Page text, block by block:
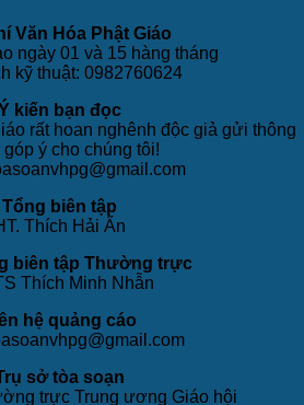
Văn Hóa Phật Giáo
ngày 01 và 15 hàng tháng
kỹ thuật: 0982760624
kiến bạn đọc
rất hoan nghênh độc giả gửi thông
góp ý cho chúng tôi!
Tổng biên tập
Thích Hải Ấn
biên tập Thường trực
Thích Minh Nhẫn
hệ quảng cáo
sở tòa soạn
trực Trung ương Giáo hội